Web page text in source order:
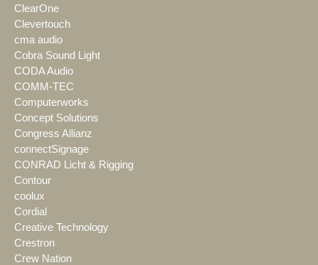
ClearOne
Clevertouch
cma audio
Cobra Sound Light
CODA Audio
COMM-TEC
Computerworks
Concept Solutions
Congress Allianz
connectSignage
CONRAD Licht & Rigging
Contour
coolux
Cordial
Creative Technology
Crestron
Crew Nation